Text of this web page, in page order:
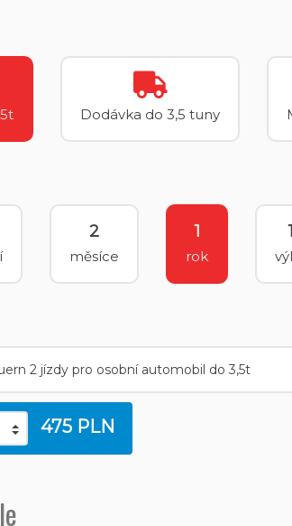
Dodávka do 3,5 tuny
2
měsíce
1
rok
1
475 PLN